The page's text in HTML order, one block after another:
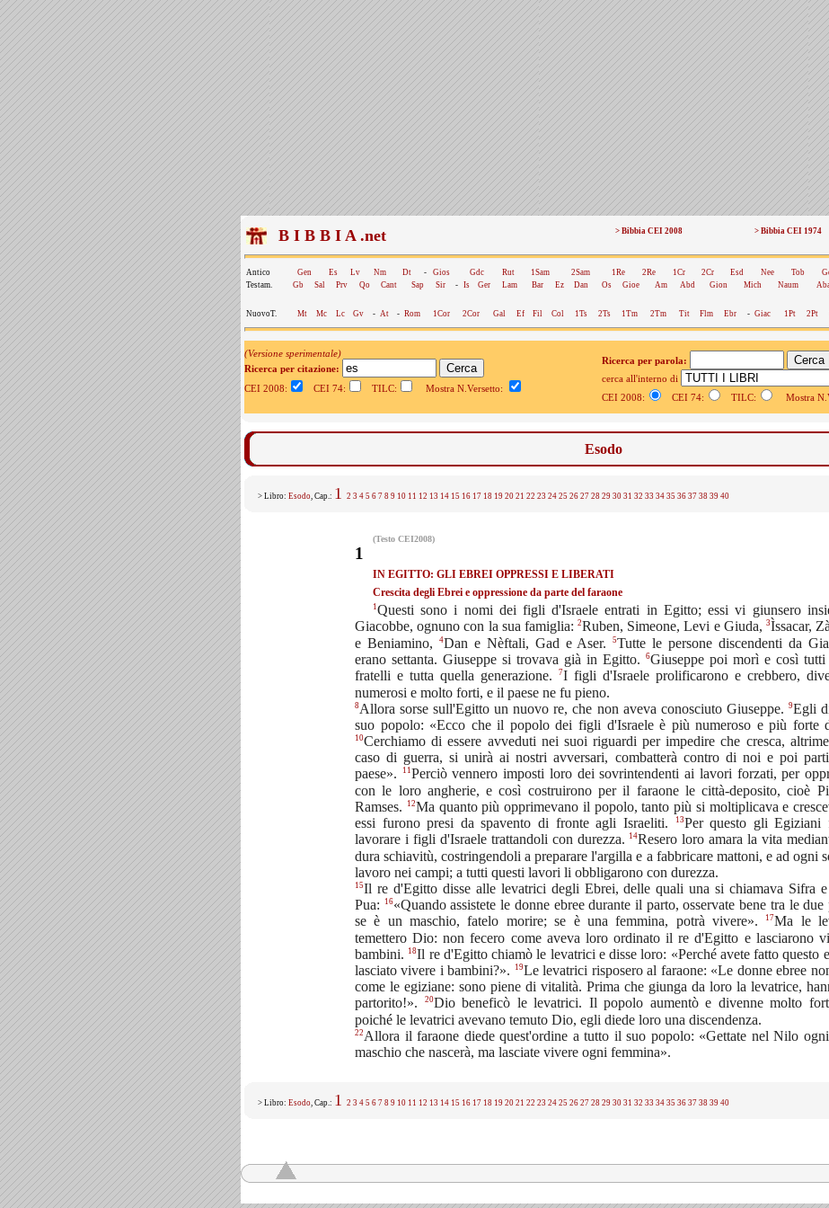
B I B B I A .net > Bibbia CEI 2008 > Bibbia CEI 1974
Antico Gen Es Lv Nm Dt - Gios Gdc Rut 1Sam 2Sam 1Re 2Re 1Cr 2Cr Esd Nee Tob
Testam.
Gb Sal Prv Qo Cant Sap Sir - Is Ger Lam Bar Ez Dan Os Gioe Am Abd Gion Mich Naum
NuovoT. Mt Mc Lc Gv - At - Rom 1Cor 2Cor Gal Ef Fil Col 1Ts 2Ts 1Tm 2Tm Tit Flm Ebr - Giac 1Pt 2Pt
(Versione sperimentale)
Ricerca per citazione:
CEI 2008:
CEI 74: TILC: Mostra N.Versetto:
Ricerca per parola:
cerca all'interno di
CEI 2008:
CEI 74: TILC: Mostra
Esodo
> Libro: Esodo, Cap.: 1 2 3 4 5 6 7 8 9 10 11 12 13 14 15 16 17 18 19 20 21 22 23 24 25 26 27 28 29 30 31 32 33 34 35 36 37 38 39 40
(Testo CEI2008)
1
IN EGITTO: GLI EBREI OPPRESSI E LIBERATI
Crescita degli Ebrei e oppressione da parte del faraone
1Questi sono i nomi dei figli d'Israele entrati in Egitto; essi vi giunsero
Giacobbe, ognuno con la sua famiglia: 2Ruben, Simeone, Levi e Giuda, 3Ìssacar,
e Beniamino,
4Dan e Nèftali, Gad e Aser.5Tutte le persone discendenti da
erano settanta. Giuseppe si trovava già in Egitto.
6Giuseppe poi morì e così
fratelli e tutta quella generazione.
7I figli d'Israele prolificarono e crebbero,
numerosi e molto forti, e il paese ne fu pieno.
8 Allora sorse sull'Egitto un nuovo re, che non aveva conosciuto Giuseppe. 9Egli
suo popolo: «Ecco che il popolo dei figli d'Israele è più numeroso e più forte
10Cerchiamo di essere avveduti nei suoi riguardi per impedire che cresca,
caso di guerra, si unirà ai nostri avversari, combatterà contro di noi e poi
paese».
11Perciò vennero imposti loro dei sovrintendenti ai lavori forzati, per
con le loro angherie, e così costruirono per il faraone le città-deposito, cioè
Ramses.
12Ma quanto più opprimevano il popolo, tanto più si moltiplicava e
essi furono presi da spavento di fronte agli Israeliti.
13Per questo gli Egiziani
lavorare i figli d'Israele trattandoli con durezza. 14Resero loro amara la vita
dura schiavitù, costringendoli a preparare l'argilla e a fabbricare mattoni, e ad ogni
lavoro nei campi; a tutti questi lavori li obbligarono con durezza.
15Il re d'Egitto disse alle levatrici degli Ebrei, delle quali una si chiamava Sifra
Pua:
16«Quando assistete le donne ebree durante il parto, osservate bene tra le due
se è un maschio, fatelo morire; se è una femmina, potrà vivere».
17Ma le
temettero Dio: non fecero come aveva loro ordinato il re d'Egitto e lasciarono
bambini. 18Il re d'Egitto chiamò le levatrici e disse loro: «Perché avete fatto questo
lasciato vivere i bambini?».
19Le levatrici risposero al faraone: «Le donne ebree
come le egiziane: sono piene di vitalità. Prima che giunga da loro la levatrice,
partorito!».
20Dio beneficò le levatrici. Il popolo aumentò e divenne molto
poiché le levatrici avevano temuto Dio, egli diede loro una discendenza.
22 Allora il faraone diede quest'ordine a tutto il suo popolo: «Gettate nel Nilo
maschio che nascerà, ma lasciate vivere ogni femmina».
> Libro: Esodo, Cap.: 1 2 3 4 5 6 7 8 9 10 11 12 13 14 15 16 17 18 19 20 21 22 23 24 25 26 27 28 29 30 31 32 33 34 35 36 37 38 39 40